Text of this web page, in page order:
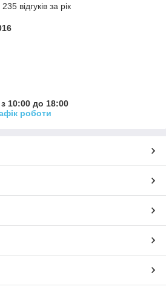
відгуків за рік
10:00 до 18:00
роботи